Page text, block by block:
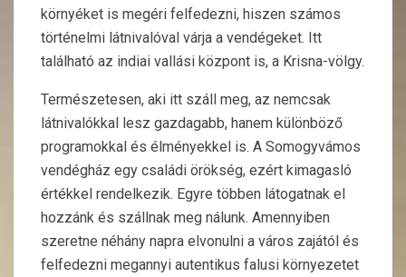
környéket is megéri felfedezni, hiszen számos
történelmi látnivalóval várja a vendégeket. Itt
található az indiai vallási központ is, a Krisna-völgy.
Természetesen, aki itt száll meg, az nemcsak
látnivalókkal lesz gazdagabb, hanem különböző
programokkal és élményekkel is. A Somogyvámos
vendégház egy családi örökség, ezért kimagasló
értékkel rendelkezik. Egyre többen látogatnak el
hozzánk és szállnak meg nálunk. Amennyiben
szeretne néhány napra elvonulni a város zajától és
felfedezni megannyi autentikus falusi környezetet